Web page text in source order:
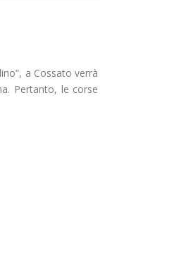
a Cossato verrà
Pertanto, le corse